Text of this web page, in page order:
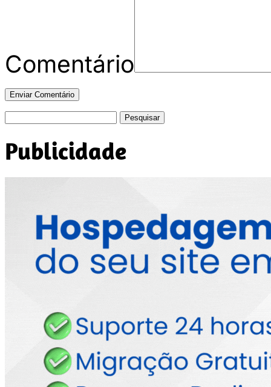
Comentário
Publicidade